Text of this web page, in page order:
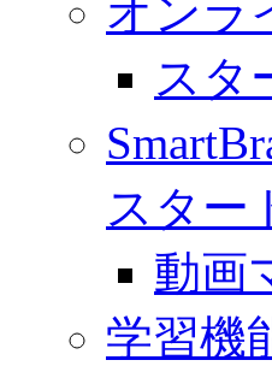
オンラ
スタ
スター
動画
学習機